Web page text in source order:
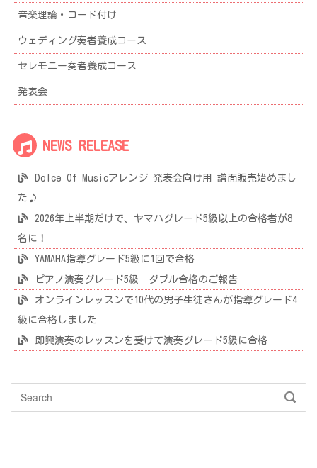
音楽理論・コード付け
ウェディング奏者養成コース
セレモニー奏者養成コース
発表会
NEWS RELEASE
Dolce Of Musicアレンジ 発表会向け用 譜面販売始めまし
た♪
2026年上半期だけで、ヤマハグレード5級以上の合格者が8
名に！
YAMAHA指導グレード5級に1回で合格
ピアノ演奏グレード5級 ダブル合格のご報告
オンラインレッスンで10代の男子生徒さんが指導グレード4
級に合格しました
即興演奏のレッスンを受けて演奏グレード5級に合格
Search